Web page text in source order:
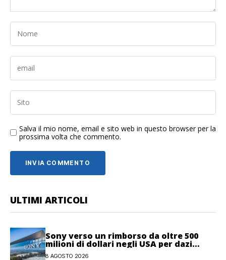
Salva il mio nome, email e sito web in questo browser per la
prossima volta che commento.
ULTIMI ARTICOLI
Sony verso un rimborso da oltre 500
milioni di dollari negli USA per dazi
illegittimi
8 AGOSTO 2026